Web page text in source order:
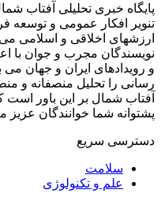
پایگاه خبری تحلیلی آفتاب
تنویر افکار عمومی و توسعه
ارزشهای اخلاقی و اسلامی می
نویسندگان مجرب و جوان با
و رویدادهای ایران و جهان
رسانی را تحلیل منصفانه و
آفتاب شمال بر این باور
پشتوانه شما خوانندگان عزیز
دسترسی سریع
سلامت
علم و تکنولوژی